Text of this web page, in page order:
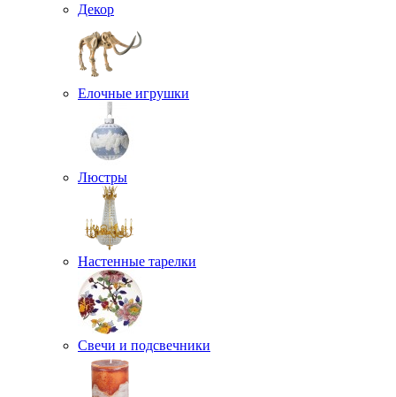
Декор
Елочные игрушки
Люстры
Настенные тарелки
Свечи и подсвечники